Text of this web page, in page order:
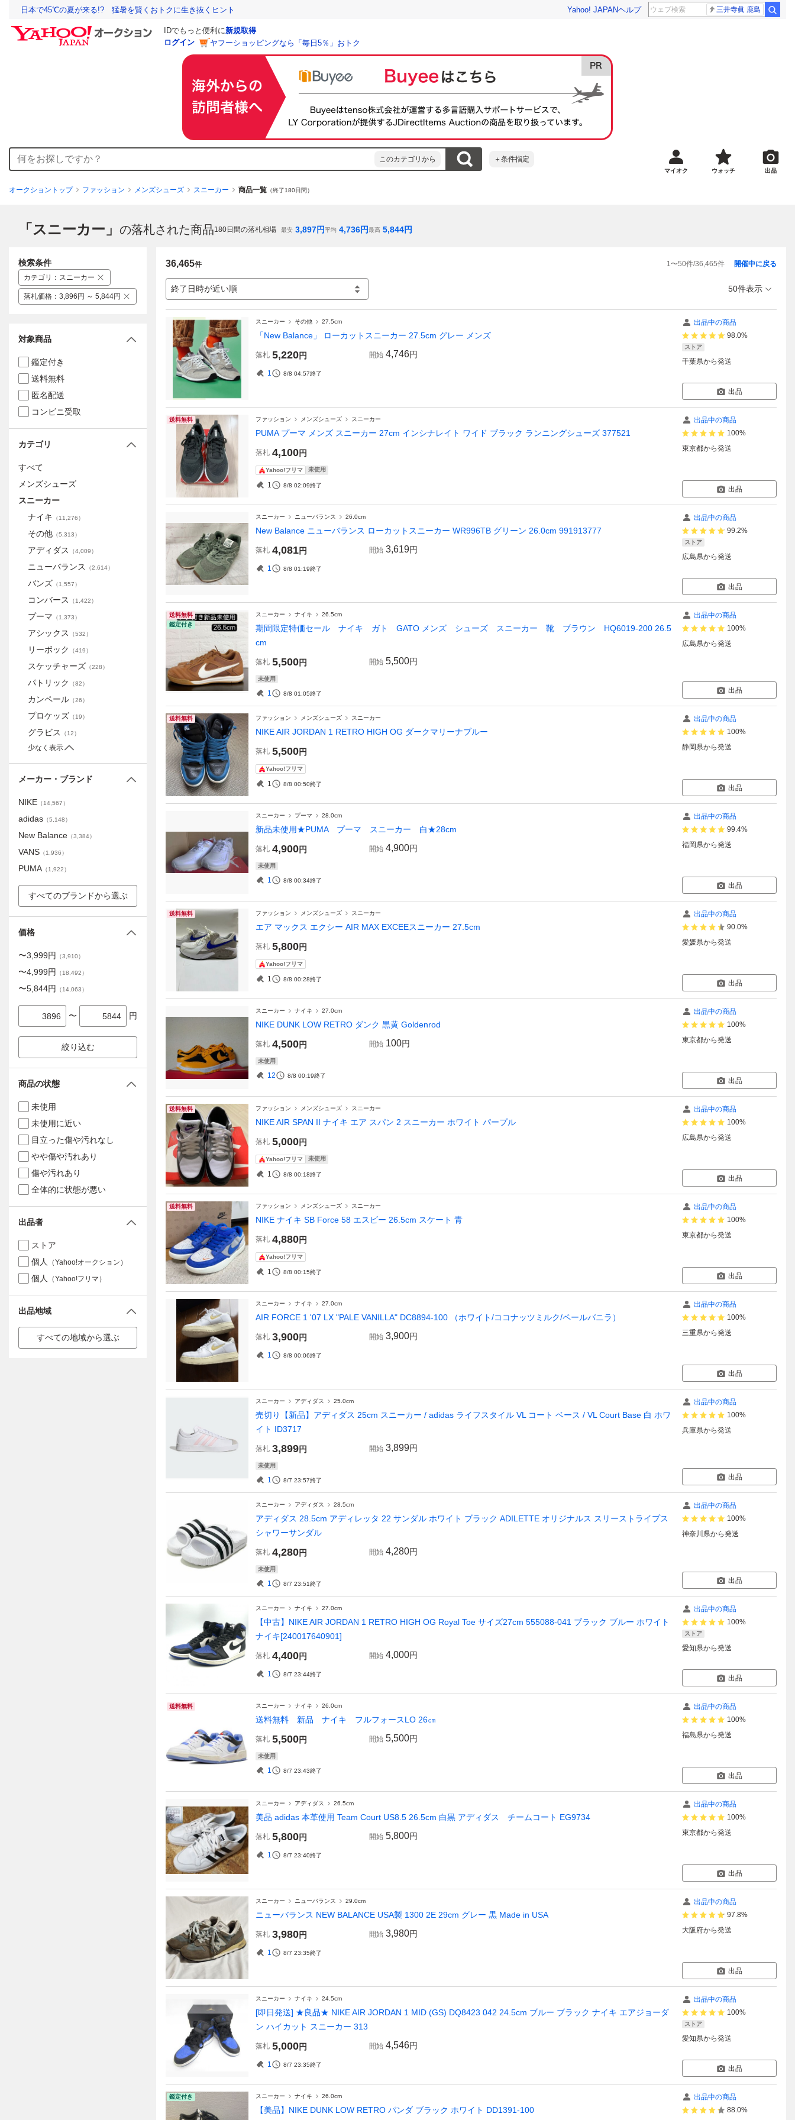
日本で45℃の夏が来る!? 猛暑を賢くおトクに生き抜くヒント Yahoo! JAPANヘルプ 三井寺眞 鹿島
IDでもっと便利に新規取得
ログイン
ヤフーショッピングなら「毎日5％」おトク
このカテゴリから ＋条件指定
マイオク ウォッチ 出品
オークショントップ ファッション メンズシューズ スニーカー 商品一覧 （終了180日間）
「スニーカー」 の落札された商品180日間の落札相場 最安 3,897円平均 4,736円最高 5,844円
36,465件 1〜50件/36,465件
終了日時が近い順
開催中に戻る
50件表示
スニーカー その他 27.5cm
「New Balance」 ローカットスニーカー 27.5cm グレー メンズ
落札 5,220円 開始 4,746円
1 8/8 04:57終了
出品中の商品
98.0%
ストア
千葉県から発送
出品
送料無料 ファッション メンズシューズ スニーカー
PUMA プーマ メンズ スニーカー 27cm インシナレイト ワイド ブラック ランニングシューズ 377521
落札 4,100円
Yahoo!フリマ 未使用
1 8/8 02:09終了
出品中の商品
100%
東京都から発送
出品
スニーカー ニューバランス 26.0cm
New Balance ニューバランス ローカットスニーカー WR996TB グリーン 26.0cm 991913777
落札 4,081円 開始 3,619円
1 8/8 01:19終了
出品中の商品
99.2%
ストア
広島県から発送
出品
送料無料
鑑定付き
スニーカー ナイキ 26.5cm
期間限定特価セール ナイキ ガト GATO メンズ シューズ スニーカー 靴 ブラウン HQ6019-200 26.5
cm
落札 5,500円 開始 5,500円
未使用
1 8/8 01:05終了
出品中の商品
100%
広島県から発送
出品
送料無料 ファッション メンズシューズ スニーカー
NIKE AIR JORDAN 1 RETRO HIGH OG ダークマリーナブルー
落札 5,500円
Yahoo!フリマ
1 8/8 00:50終了
出品中の商品
100%
静岡県から発送
出品
スニーカー プーマ 28.0cm
新品未使用★PUMA プーマ スニーカー 白★28cm
落札 4,900円 開始 4,900円
未使用
1 8/8 00:34終了
出品中の商品
99.4%
福岡県から発送
出品
送料無料 ファッション メンズシューズ スニーカー
エア マックス エクシー AIR MAX EXCEEスニーカー 27.5cm
落札 5,800円
Yahoo!フリマ
1 8/8 00:28終了
出品中の商品
90.0%
愛媛県から発送
出品
スニーカー ナイキ 27.0cm
NIKE DUNK LOW RETRO ダンク 黒黄 Goldenrod
落札 4,500円 開始 100円
未使用
12 8/8 00:19終了
出品中の商品
100%
東京都から発送
出品
送料無料 ファッション メンズシューズ スニーカー
NIKE AIR SPAN II ナイキ エア スパン 2 スニーカー ホワイト パープル
落札 5,000円
Yahoo!フリマ 未使用
1 8/8 00:18終了
出品中の商品
100%
広島県から発送
出品
送料無料 ファッション メンズシューズ スニーカー
NIKE ナイキ SB Force 58 エスビー 26.5cm スケート 青
落札 4,880円
Yahoo!フリマ
1 8/8 00:15終了
出品中の商品
100%
東京都から発送
出品
スニーカー ナイキ 27.0cm
AIR FORCE 1 '07 LX "PALE VANILLA" DC8894-100 （ホワイト/ココナッツミルク/ペールバニラ）
落札 3,900円 開始 3,900円
1 8/8 00:06終了
出品中の商品
100%
三重県から発送
出品
スニーカー アディダス 25.0cm
売切り【新品】アディダス 25cm スニーカー / adidas ライフスタイル VL コート ベース / VL Court Base 白 ホワ
イト ID3717
落札 3,899円 開始 3,899円
未使用
1 8/7 23:57終了
出品中の商品
100%
兵庫県から発送
出品
スニーカー アディダス 28.5cm
アディダス 28.5cm アディレッタ 22 サンダル ホワイト ブラック ADILETTE オリジナルス スリーストライプス
シャワーサンダル
落札 4,280円 開始 4,280円
未使用
1 8/7 23:51終了
出品中の商品
100%
神奈川県から発送
出品
スニーカー ナイキ 27.0cm
【中古】NIKE AIR JORDAN 1 RETRO HIGH OG Royal Toe サイズ27cm 555088-041 ブラック ブルー ホワイト
ナイキ[240017640901]
落札 4,400円 開始 4,000円
1 8/7 23:44終了
出品中の商品
100%
ストア
愛知県から発送
出品
送料無料 スニーカー ナイキ 26.0cm
送料無料 新品 ナイキ フルフォースLO 26㎝
落札 5,500円 開始 5,500円
未使用
1 8/7 23:43終了
出品中の商品
100%
福島県から発送
出品
スニーカー アディダス 26.5cm
美品 adidas 本革使用 Team Court US8.5 26.5cm 白黒 アディダス チームコート EG9734
落札 5,800円 開始 5,800円
1 8/7 23:40終了
出品中の商品
100%
東京都から発送
出品
スニーカー ニューバランス 29.0cm
ニューバランス NEW BALANCE USA製 1300 2E 29cm グレー 黒 Made in USA
落札 3,980円 開始 3,980円
1 8/7 23:35終了
出品中の商品
97.8%
大阪府から発送
出品
スニーカー ナイキ 24.5cm
[即日発送] ★良品★ NIKE AIR JORDAN 1 MID (GS) DQ8423 042 24.5cm ブルー ブラック ナイキ エアジョーダ
ン ハイカット スニーカー 313
落札 5,000円 開始 4,546円
1 8/7 23:35終了
出品中の商品
100%
ストア
愛知県から発送
出品
鑑定付き スニーカー ナイキ 26.0cm
【美品】NIKE DUNK LOW RETRO パンダ ブラック ホワイト DD1391-100
出品中の商品
88.0%
検索条件
カテゴリ ： スニーカー
落札価格 ： 3,896円 ～ 5,844円
対象商品
鑑定付き
送料無料
匿名配送
コンビニ受取
カテゴリ
すべて
メンズシューズ
スニーカー
ナイキ （11,276）
その他 （5,313）
アディダス （4,009）
ニューバランス （2,614）
バンズ （1,557）
コンバース （1,422）
プーマ （1,373）
アシックス （532）
リーボック （419）
スケッチャーズ （228）
パトリック （82）
カンペール （26）
プロケッズ （19）
グラビス （12）
少なく表示
メーカー・ブランド
NIKE （14,567）
adidas （5,148）
New Balance （3,384）
VANS （1,936）
PUMA （1,922）
すべてのブランドから選ぶ
価格
〜3,999円 （3,910）
〜4,999円 （18,492）
〜5,844円 （14,063）
〜 円
絞り込む
商品の状態
未使用
未使用に近い
目立った傷や汚れなし
やや傷や汚れあり
傷や汚れあり
全体的に状態が悪い
出品者
ストア
個人
（Yahoo!オークション）
個人 （Yahoo!フリマ）
出品地域
すべての地域から選ぶ